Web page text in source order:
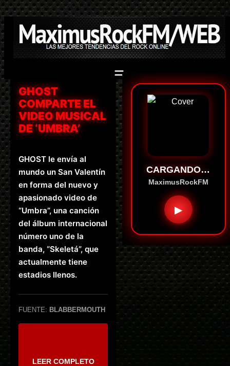
Saltar
al
contenido
GHOST
COMPARTE EL
VIDEO MUSICAL
DE ‘UMBRA’
GHOST le envía al
mundo un San Valentín
en forma del nuevo y
apasionado video de
“Umbra”, una canción
del álbum internacional
número uno de la
banda, “Skeletá”, que
actualmente tiene
estadios llenos.
FUENTE: BLABBERMOUTH
LEER COMPLETO
CARGANDO…
MaximusRockFM
▶